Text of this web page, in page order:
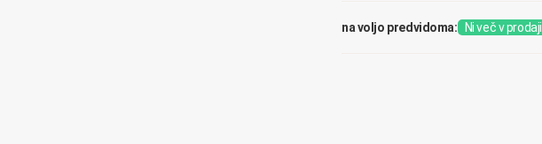
na voljo predvidoma: Ni več v prodaji